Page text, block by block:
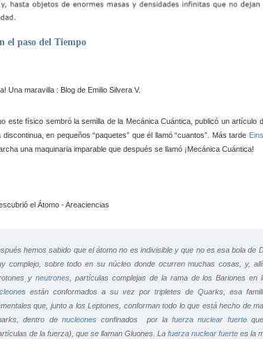
el paso del Tiempo
este físico sembró la semilla de la Mecánica Cuántica, publicó un artículo
en pequeños “paquetes” que él llamó “cuantos”. Más tarde
una maquinaria imparable que después se llamó ¡Mecánica Cuántica!
hemos sabido que el átomo no es indivisible y que no es esa bola de
complejo, sobre todo en su núcleo donde ocurren muchas cosas, y,
y neutrones, partículas complejas de la rama de los Bariones en
están conformados a su vez por tripletes de Quarks, esa
que, junto a los Leptones, conforman todo lo que está hecho de
dentro de nucleonesconfinados por lafuerza nuclear fuerteque
de la fuerza), que se llaman Gluones. La fuerza nuclear fuerte es la